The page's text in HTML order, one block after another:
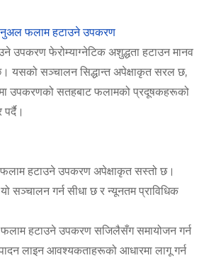
फलाम हटाउने उपकरण
उपकरण फेरोम्याग्नेटिक अशुद्धता हटाउन मानव
यसको सञ्चालन सिद्धान्त अपेक्षाकृत सरल छ,
उपकरणको सतहबाट फलामको प्रदूषकहरूको
हटाउने उपकरण अपेक्षाकृत सस्तो छ।
सञ्चालन गर्न सीधा छ र न्यूनतम प्राविधिक
हटाउने उपकरण सजिलैसँग समायोजन गर्न
लाइन आवश्यकताहरूको आधारमा लागू गर्न